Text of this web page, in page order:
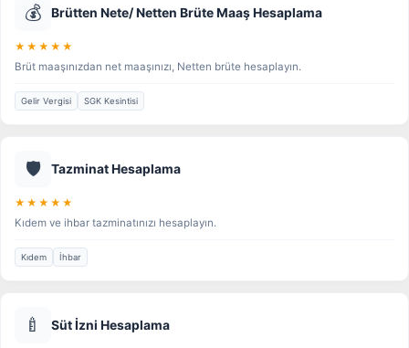
💰 Brütten Nete/ Netten Brüte Maaş Hesaplama
★★★★★
Brüt maaşınızdan net maaşınızı, Netten brüte hesaplayın.
Gelir Vergisi SGK Kesintisi
🛡️ Tazminat Hesaplama
★★★★★
Kıdem ve ihbar tazminatınızı hesaplayın.
Kıdem İhbar
🍼 Süt İzni Hesaplama